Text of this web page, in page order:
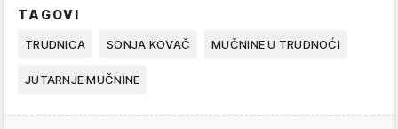
TAGOVI
TRUDNICA SONJA KOVAČ MUČNINE U TRUDNOĆI
JUTARNJE MUČNINE